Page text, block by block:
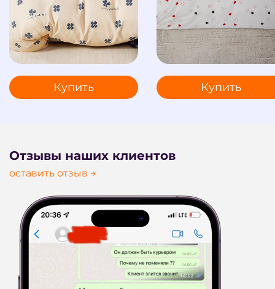
Купить Купить
Отзывы наших клиентов
оставить отзыв →